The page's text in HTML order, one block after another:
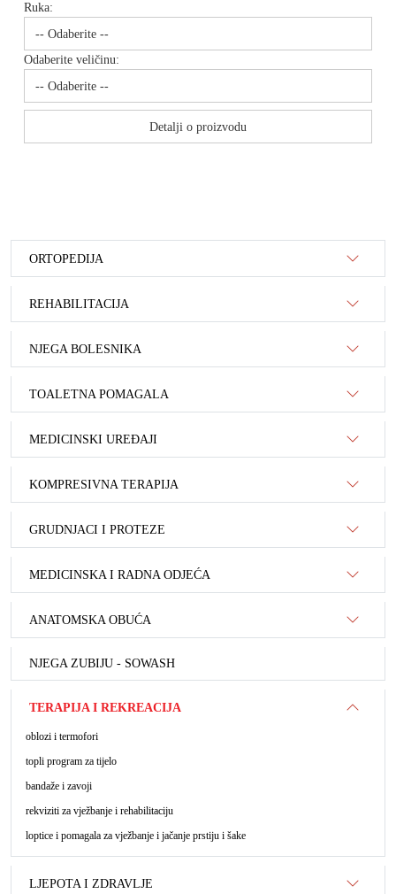
Ruka:
Odaberite veličinu:
Detalji o proizvodu
ORTOPEDIJA
REHABILITACIJA
NJEGA BOLESNIKA
TOALETNA POMAGALA
MEDICINSKI UREĐAJI
KOMPRESIVNA TERAPIJA
GRUDNJACI I PROTEZE
MEDICINSKA I RADNA ODJEĆA
ANATOMSKA OBUĆA
NJEGA ZUBIJU - SOWASH
TERAPIJA I REKREACIJA
oblozi i termofori
topli program za tijelo
bandaže i zavoji
rekviziti za vježbanje i rehabilitaciju
loptice i pomagala za vježbanje i jačanje prstiju i šake
LJEPOTA I ZDRAVLJE